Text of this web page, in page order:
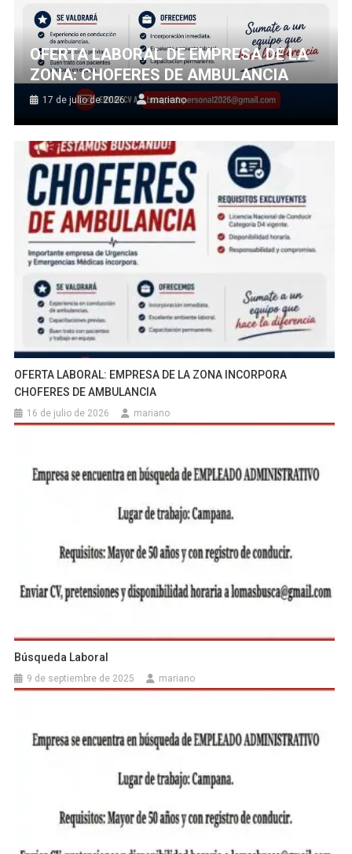
OFERTA LABORAL DE EMPRESA DE LA
ZONA: CHOFERES DE AMBULANCIA
17 de julio de 2026 mariano
OFERTA LABORAL: EMPRESA DE LA ZONA INCORPORA
CHOFERES DE AMBULANCIA
16 de julio de 2026 mariano
Búsqueda Laboral
9 de septiembre de 2025 mariano